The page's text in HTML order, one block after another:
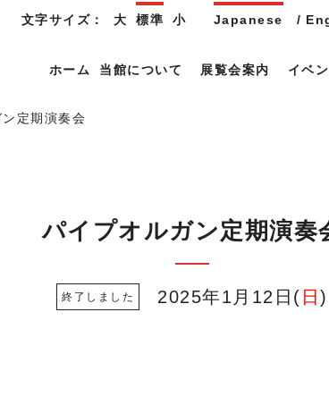
文字サイズ： 大 標準 小 Japanese
ホーム 当館について 展覧会案内 イベ
定期演奏会
パイプオルガン定期演奏
2025年1月12日 日